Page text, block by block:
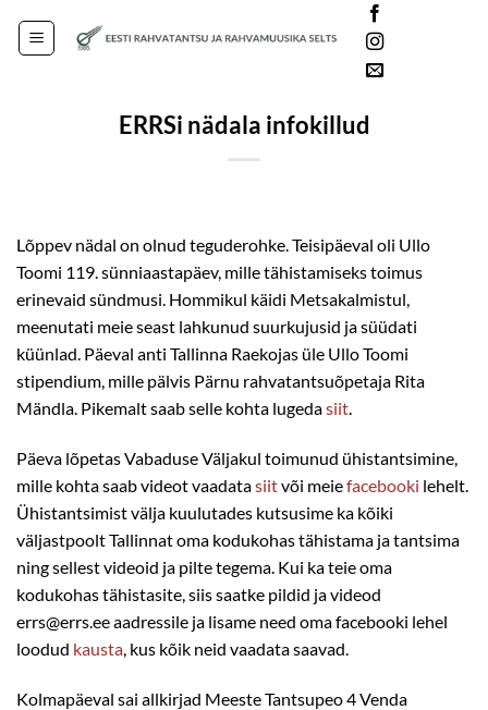
ERRSi nädala infokillud
Lõppev nädal on olnud teguderohke. Teisipäeval oli Ullo
Toomi 119. sünniaastapäev, mille tähistamiseks toimus
erinevaid sündmusi. Hommikul käidi Metsakalmistul,
meenutati meie seast lahkunud suurkujusid ja süüdati
küünlad. Päeval anti Tallinna Raekojas üle Ullo Toomi
stipendium, mille pälvis Pärnu rahvatantsuõpetaja Rita
Mändla. Pikemalt saab selle kohta lugedasiit.
Päeva lõpetas Vabaduse Väljakul toimunud ühistantsimine,
mille kohta saab videot vaadatasiitvõi meiefacebooki lehelt.
Ühistantsimist välja kuulutades kutsusime ka kõiki
väljastpoolt Tallinnat oma kodukohas tähistama ja tantsima
ning sellest videoid ja pilte tegema. Kui ka teie oma
kodukohas tähistasite, siis saatke pildid ja videod
errs@errs.ee aadressile ja lisame need oma facebooki lehel
loodud kausta , kus kõik neid vaadata saavad.
Kolmapäeval sai allkirjad Meeste Tantsupeo 4 Venda